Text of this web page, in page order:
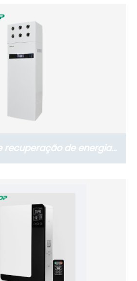
recuperação de energia
ERV 300~600 m3/h)